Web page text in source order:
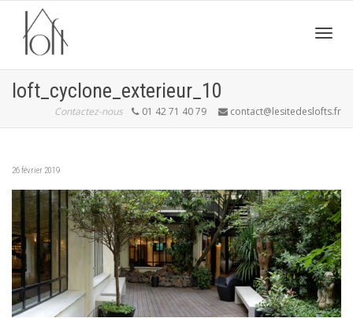
loft_cyclone_exterieur_10
Contactez-nous 01 42 71 40 79 contact@lesitedeslofts.fr
26 février 2019